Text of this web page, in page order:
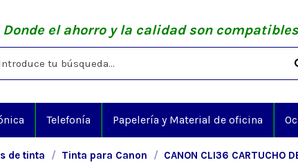
Donde el ahorro y la calidad son compatibles
Telefonía Papelería y Material de oficina
de tinta Tinta para Canon CANON CLI36 CARTUCHO